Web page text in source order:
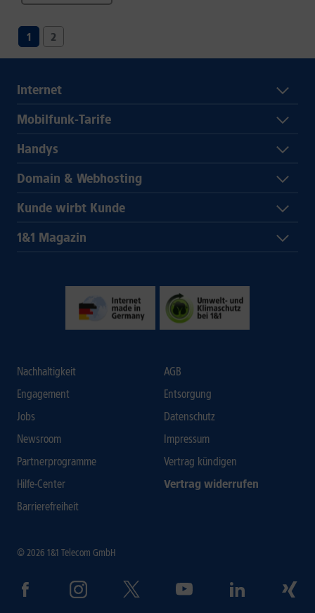
1 2
Internet
Mobilfunk-Tarife
Handys
Domain & Webhosting
Kunde wirbt Kunde
1&1 Magazin
Nachhaltigkeit
Engagement
Jobs
Newsroom
Partnerprogramme
Hilfe-Center
Barrierefreiheit
AGB
Entsorgung
Datenschutz
Impressum
Vertrag kündigen
Vertrag widerrufen
© 2026 1&1 Telecom GmbH